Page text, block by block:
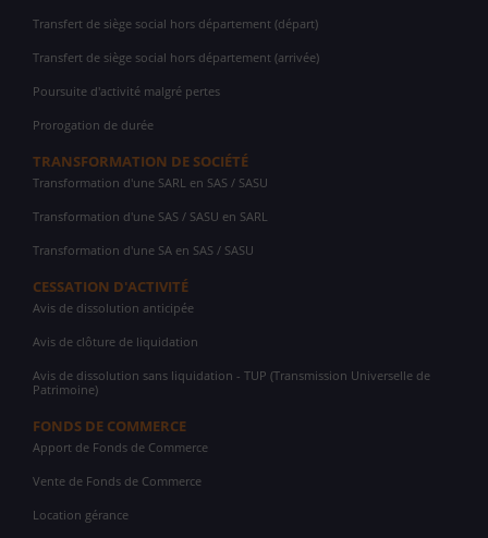
Transfert de siège social hors département (départ)
Transfert de siège social hors département (arrivée)
Poursuite d'activité malgré pertes
Prorogation de durée
TRANSFORMATION DE SOCIÉTÉ
Transformation d'une SARL en SAS / SASU
Transformation d'une SAS / SASU en SARL
Transformation d'une SA en SAS / SASU
CESSATION D'ACTIVITÉ
Avis de dissolution anticipée
Avis de clôture de liquidation
Avis de dissolution sans liquidation - TUP (Transmission Universelle de
Patrimoine)
FONDS DE COMMERCE
Apport de Fonds de Commerce
Vente de Fonds de Commerce
Location gérance